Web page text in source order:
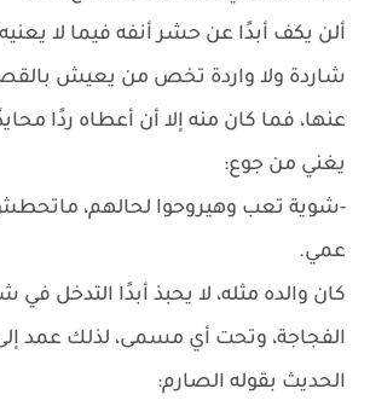
ألن يكف أبدًا عن حشر أنفه فيما لا
شاردة ولا واردة تخص من يعيش
عنها، فما كان منه إلا أن أعطاه ردًا
يغني من جوع:
-شوية تعب وهيروحوا لحالهم،
عمي.
كان والده مثله، لا يحبذ أبدًا التدخل في
الفجاجة، وتحت أي مسمى، لذلك عمد
الحديث بقوله الصارم: